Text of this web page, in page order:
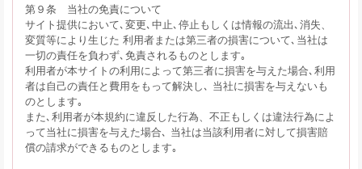
第９条 当社の免責について
サイト提供において､変更､中止､停止もしくは情報の流出､消失、
変質等により生じた 利用者または第三者の損害について､当社は
一切の責任を負わず､免責されるものとします｡
利用者が本サイトの利用によって第三者に損害を与えた場合､利用
者は自己の責任と費用をもって解決し､ 当社に損害を与えないも
のとします｡
また､利用者が本規約に違反した行為、不正もしくは違法行為によ
って当社に損害を与えた場合､ 当社は当該利用者に対して損害賠
償の請求ができるものとします｡